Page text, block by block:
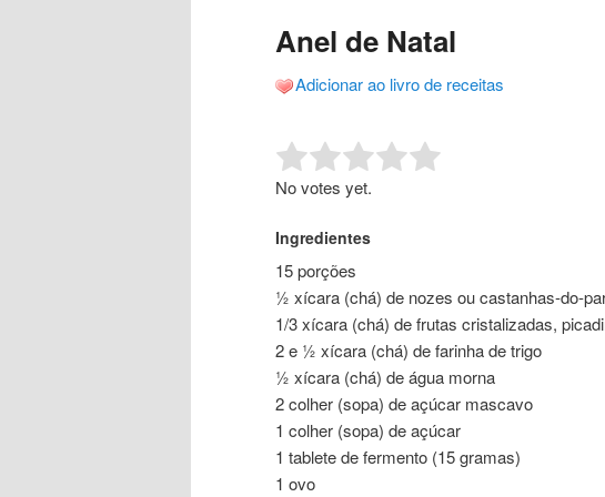
conteúdo
conteúdo
Anel de Natal
Adicionar ao livro de receitas
Rate this item:
No votes yet.
Ingredientes
15 porções
½ xícara (chá) de nozes ou castanhas-do-
1/3 xícara (chá) de frutas cristalizadas,
2 e ½ xícara (chá) de farinha de trigo
½ xícara (chá) de água morna
2 colher (sopa) de açúcar mascavo
1 colher (sopa) de açúcar
1 tablete de fermento (15 gramas)
1 ovo